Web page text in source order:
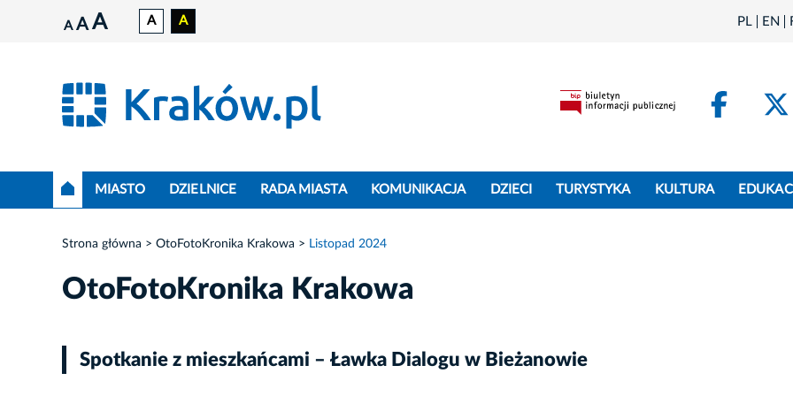
A A A A A PL EN
MIASTO DZIELNICE RADA MIASTA KOMUNIKACJA DZIECI TURYSTYKA KULTURA
Strona główna OtoFotoKronika Krakowa Listopad 2024
OtoFotoKronika Krakowa
Spotkanie z mieszkańcami – Ławka Dialogu w Bieżanowie